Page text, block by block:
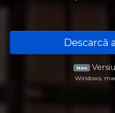
Descarcă
Nou
Windows,